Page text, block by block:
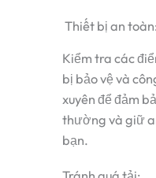
Thiết bị an toàn:
Kiểm tra các
bị bảo vệ và
xuyên để đảm
thường và giữ
bạn.